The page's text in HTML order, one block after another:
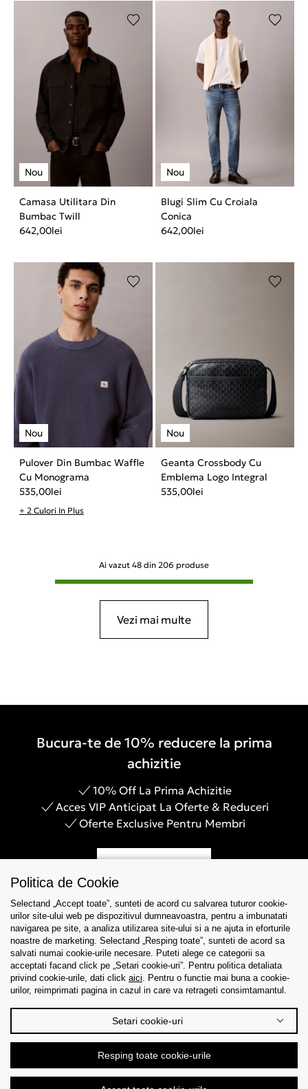
Camasa Utilitara Din
Bumbac Twill
642,00lei
Blugi Slim Cu Croiala
Conica
642,00lei
Pulover Din Bumbac Waffle
Cu Monograma
535,00lei
+ 2 Culori In Plus
Geanta Crossbody Cu
Emblema Logo Integral
535,00lei
Ai vazut 48 din 206 produse
Vezi mai multe
Bucura-te de 10% reducere la prima
achizitie
10% Off La Prima Achizitie
Acces VIP Anticipat La Oferte & Reduceri
Oferte Exclusive Pentru Membri
Asistenta
Colectii
Tips & Guides
Despre noi
Politica de Cookie
Selectand „Accept toate”, sunteti de acord cu salvarea tuturor cookie-
urilor site-ului web pe dispozitivul dumneavoastra, pentru a imbunatati
navigarea pe site, a analiza utilizarea site-ului si a ne ajuta in eforturile
noastre de marketing. Selectand „Resping toate”, sunteti de acord sa
salvati numai cookie-urile necesare. Puteti alege ce categorii sa
acceptati facand click pe „Setari cookie-uri”. Pentru politica detaliata
privind cookie-urile, dati click aici. Pentru o functie mai buna a cookie-
urilor, reimprimati pagina in cazul in care va retrageti consimtamantul.
Setari cookie-uri
Resping toate cookie-urile